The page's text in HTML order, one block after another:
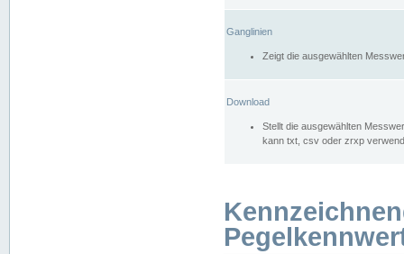
Ganglinien
Zeigt die ausgewählten
Download
Stellt die ausgewählten
kann txt, csv oder zrxp